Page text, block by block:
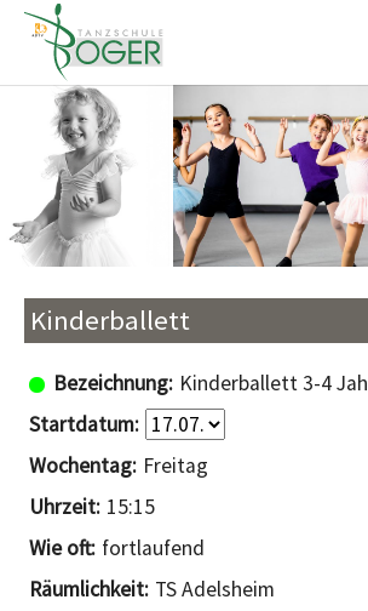
Zum Hauptinhalt springen
Kinderballett
Kinderballett 3-4
Freitag
15:15
fortlaufend
TS Adelsheim